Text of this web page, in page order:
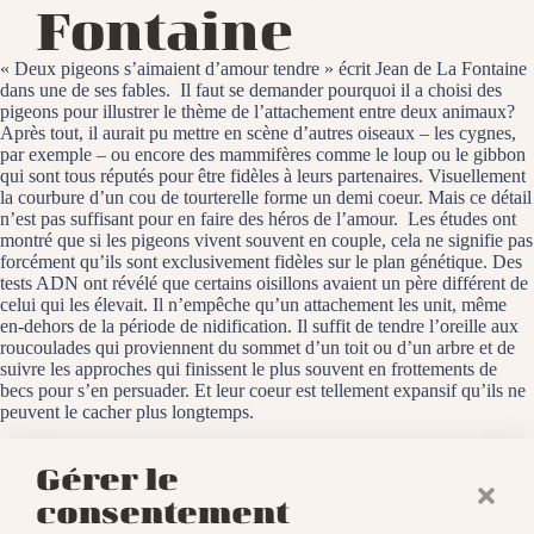
Gérer le
consentement
Fontaine
« Deux pigeons s’aimaient d’amour tendre » écrit Jean de La Fontaine
dans une de ses fables. Il faut se demander pourquoi il a choisi des
pigeons pour illustrer le thème de l’attachement entre deux animaux?
Après tout, il aurait pu mettre en scène d’autres oiseaux – les cygnes,
par exemple – ou encore des mammifères comme le loup ou le gibbon
qui sont tous réputés pour être fidèles à leurs partenaires. Visuellement
la courbure d’un cou de tourterelle forme un demi coeur. Mais ce détail
n’est pas suffisant pour en faire des héros de l’amour. Les études ont
montré que si les pigeons vivent souvent en couple, cela ne signifie pas
forcément qu’ils sont exclusivement fidèles sur le plan génétique. Des
tests ADN ont révélé que certains oisillons avaient un père différent de
celui qui les élevait. Il n’empêche qu’un attachement les unit, même
en-dehors de la période de nidification. Il suffit de tendre l’oreille aux
roucoulades qui proviennent du sommet d’un toit ou d’un arbre et de
suivre les approches qui finissent le plus souvent en frottements de
becs pour s’en persuader. Et leur coeur est tellement expansif qu’ils ne
peuvent le cacher plus longtemps.